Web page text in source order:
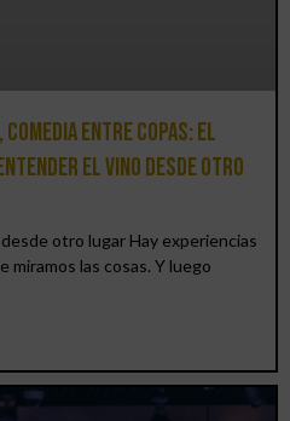
comedia entre copas: el
el vino desde otro
otro lugar Hay experiencias
miramos las cosas. Y luego